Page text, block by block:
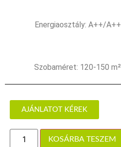
Energiaosztály: A++/A++
Szobaméret: 120-150 m²
AJÁNLATOT KÉREK
KOSÁRBA TESZEM